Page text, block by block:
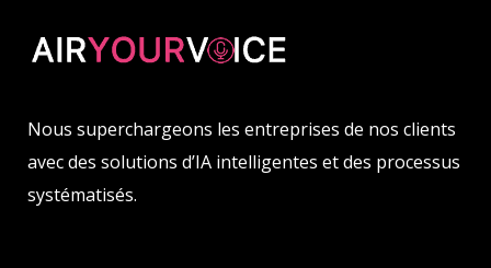
Nous superchargeons les entreprises de nos clients
avec des solutions d’IA intelligentes et des processus
systématisés.